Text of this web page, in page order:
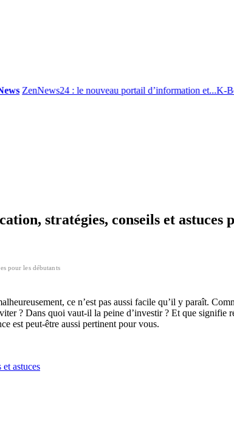
ZenNews24 : le nouveau portail d’information et...K-
stratégies, conseils et astuces
pour les débutants
ce n’est pas aussi facile qu’il y paraît.
? Dans quoi vaut-il la peine d’investir ? Et que
est peut-être aussi pertinent pour vous.
astuces